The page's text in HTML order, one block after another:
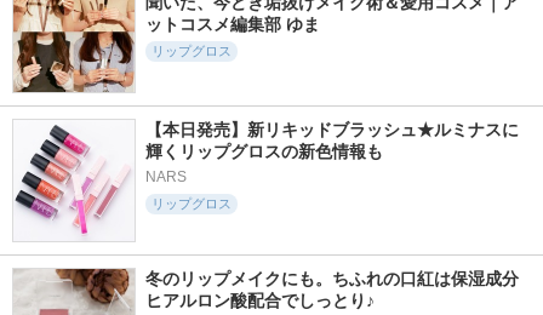
ットコスメ編集部 ゆま
リップグロス
【本日発売】新リキッドブラッシュ★ルミナスに
輝くリップグロスの新色情報も
NARS
リップグロス
冬のリップメイクにも。ちふれの口紅は保湿成分
ヒアルロン酸配合でしっとり♪